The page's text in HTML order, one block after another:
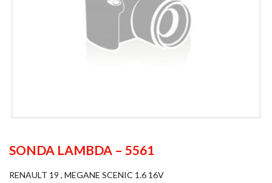
SONDA LAMBDA – 5561
RENAULT 19 , MEGANE SCENIC 1.6 16V